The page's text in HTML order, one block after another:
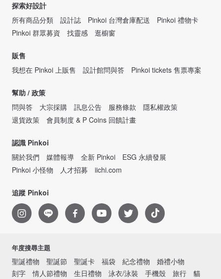
探索好設計
所有商品分類
設計誌 Pinkoi 台灣倉庫配送
Pinkoi 禮物卡
Pinkoi 群眾募資
找靈感 逛櫥窗
販售
我想在 Pinkoi 上販售
設計館問與答 Pinkoi tickets 售票專案
幫助 / 政策
問與答
大宗採購 訊息公告 服務條款
隱私權政策
退貨政策
會員制度 & P Coins 回饋計畫
認識 Pinkoi
關於我們
媒體報導 全新 Pinkoi
ESG 永續發展
Pinkoi 小怪物
人才招募 iichi.com
追蹤 Pinkoi
年度搜尋主題
聖誕禮物 聖誕節 聖誕卡 福袋 紀念禮物
婚禮小物
刻字
情人節禮物 生日禮物 泳衣/泳裝 手機殼 旅行 貓